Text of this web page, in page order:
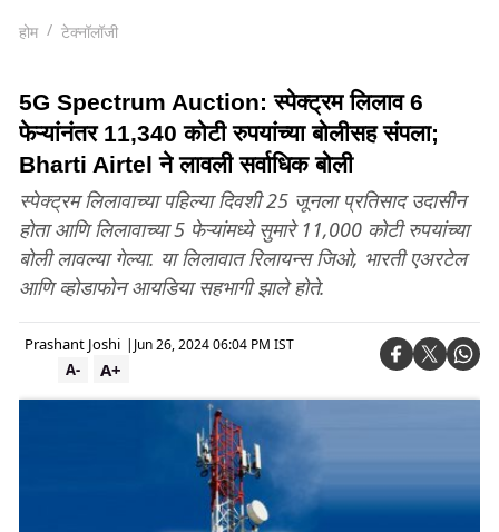
होम टेक्नॉलॉजी
5G Spectrum Auction: स्पेक्ट्रम लिलाव 6
फेऱ्यांनंतर 11,340 कोटी रुपयांच्या बोलीसह संपला;
Bharti Airtel ने लावली सर्वाधिक बोली
स्पेक्ट्रम लिलावाच्या पहिल्या दिवशी 25 जूनला प्रतिसाद उदासीन
होता आणि लिलावाच्या 5 फेऱ्यांमध्ये सुमारे 11,000 कोटी रुपयांच्या
बोली लावल्या गेल्या. या लिलावात रिलायन्स जिओ, भारती एअरटेल
आणि व्होडाफोन आयडिया सहभागी झाले होते.
Prashant Joshi | Jun 26, 2024 06:04 PM IST
A+
A-